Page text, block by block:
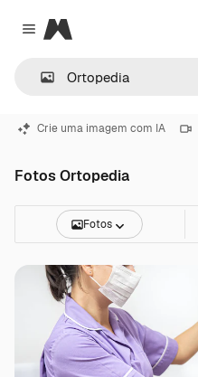
Close menu
Magnific
Crie uma imagem com IA
Fotos Ortopedia
Fotos